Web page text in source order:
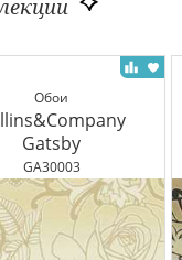
Обои
Gatsby
GA30003